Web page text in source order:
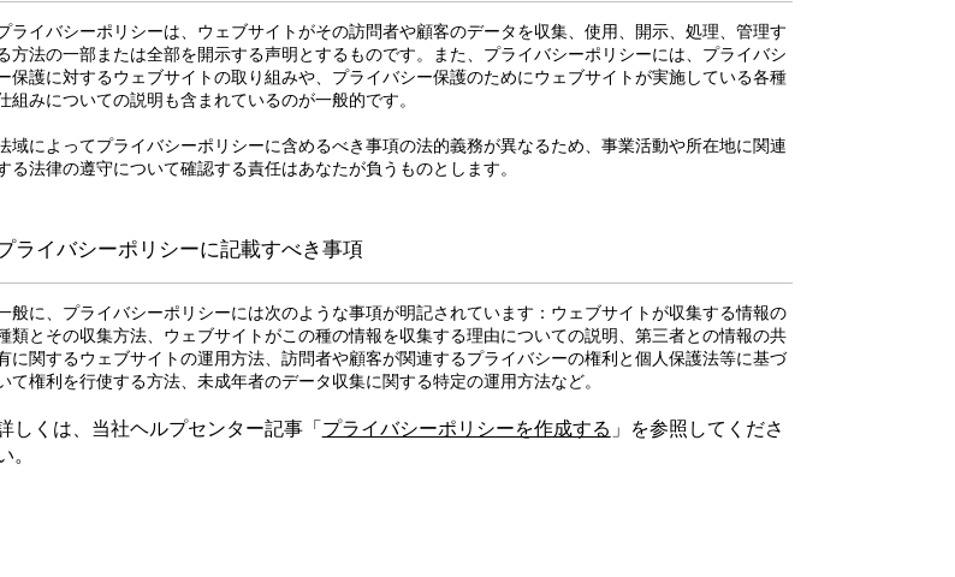
ライバシーポリシーは、ウェブサイトがその訪問者や顧客のデータを収集、使用、開示、処理、管理す
方法の一部または全部を開示する声明とするものです。また、プライバシーポリシーには、プライバシ
保護に対するウェブサイトの取り組みや、プライバシー保護のためにウェブサイトが実施している各種
組みについての説明も含まれているのが一般的です。
域によってプライバシーポリシーに含めるべき事項の法的義務が異なるため、事業活動や所在地に関連
る法律の遵守について確認する責任はあなたが負うものとします。
ライバシーポリシーに記載すべき事項
般に、プライバシーポリシーには次のような事項が明記されています：ウェブサイトが収集する情報の
類とその収集方法、ウェブサイトがこの種の情報を収集する理由についての説明、第三者との情報の共
に関するウェブサイトの運用方法、訪問者や顧客が関連するプライバシーの権利と個人保護法等に基づ
て権利を行使する方法、未成年者のデータ収集に関する特定の運用方法など。
しくは、当社ヘルプセンター記事「 プライバシーポリシーを作成する 」を参照してくださ
。